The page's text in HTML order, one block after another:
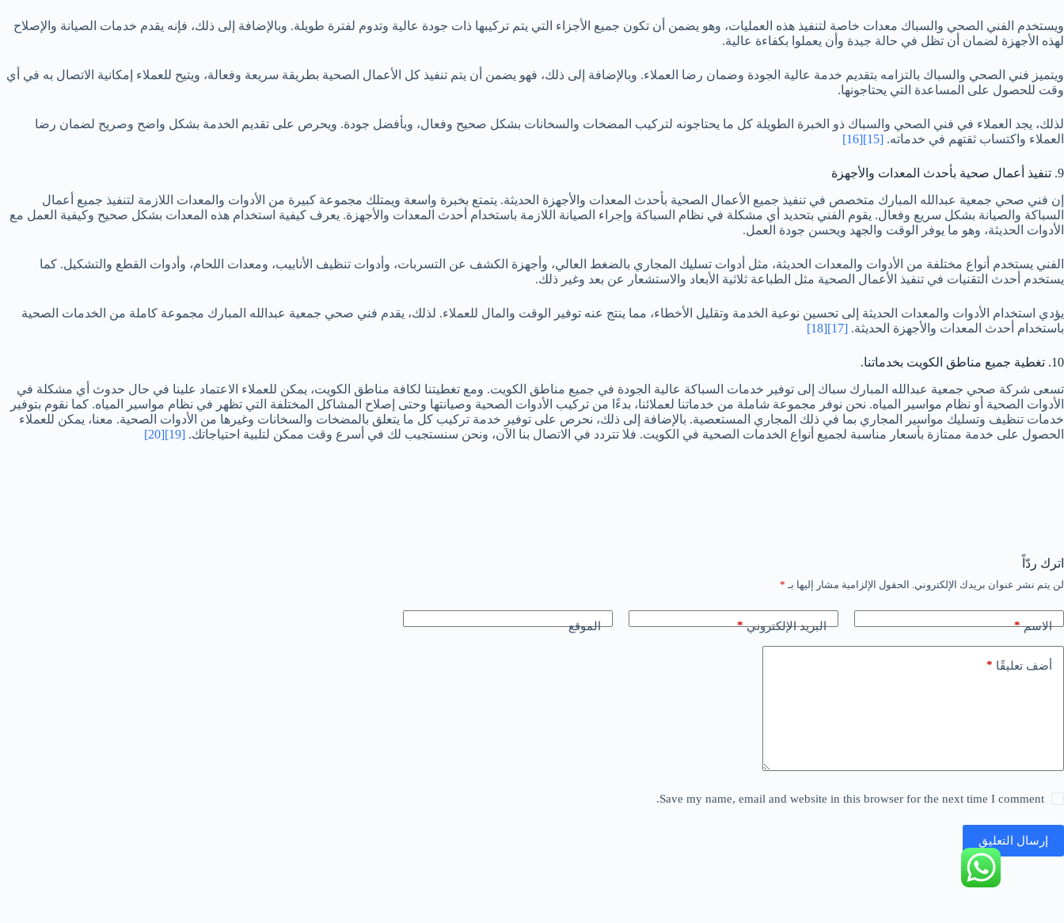
ويستخدم الفني الصحي والسباك معدات خاصة لتنفيذ هذه العمليات، وهو يضمن أن تكون جميع الأجزاء التي يتم تركيبها ذات جودة عالية وتدوم لفترة طويلة. وبالإضافة إلى ذلك، فإنه يقدم خدمات الصيانة والإصلاح
لهذه الأجهزة لضمان أن تظل في حالة جيدة وأن يعملوا بكفاءة عالية.
ويتميز فني الصحي والسباك بالتزامه بتقديم خدمة عالية الجودة وضمان رضا العملاء. وبالإضافة إلى ذلك، فهو يضمن أن يتم تنفيذ كل الأعمال الصحية بطريقة سريعة وفعالة، ويتيح للعملاء إمكانية الاتصال به في أي
وقت للحصول على المساعدة التي يحتاجونها.
لذلك، يجد العملاء في فني الصحي والسباك ذو الخبرة الطويلة كل ما يحتاجونه لتركيب المضخات والسخانات بشكل صحيح وفعال، وبأفضل جودة. ويحرص على تقديم الخدمة بشكل واضح وصريح لضمان رضا
العملاء واكتساب ثقتهم في خدماته. [15]
[16]
9. تنفيذ أعمال صحية بأحدث المعدات والأجهزة
إن فني صحي جمعية عبدالله المبارك متخصص في تنفيذ جميع الأعمال الصحية بأحدث المعدات والأجهزة الحديثة. يتمتع بخبرة واسعة ويمتلك مجموعة كبيرة من الأدوات والمعدات اللازمة لتنفيذ جميع أعمال
السباكة والصيانة بشكل سريع وفعال. يقوم الفني بتحديد أي مشكلة في نظام السباكة وإجراء الصيانة اللازمة باستخدام أحدث المعدات والأجهزة. يعرف كيفية استخدام هذه المعدات بشكل صحيح وكيفية العمل مع
الأدوات الحديثة، وهو ما يوفر الوقت والجهد ويحسن جودة العمل.
الفني يستخدم أنواع مختلفة من الأدوات والمعدات الحديثة، مثل أدوات تسليك المجاري بالضغط العالي، وأجهزة الكشف عن التسربات، وأدوات تنظيف الأنابيب، ومعدات اللحام، وأدوات القطع والتشكيل. كما
يستخدم أحدث التقنيات في تنفيذ الأعمال الصحية مثل الطباعة ثلاثية الأبعاد والاستشعار عن بعد وغير ذلك.
يؤدي استخدام الأدوات والمعدات الحديثة إلى تحسين نوعية الخدمة وتقليل الأخطاء، مما ينتج عنه توفير الوقت والمال للعملاء. لذلك، يقدم فني صحي جمعية عبدالله المبارك مجموعة كاملة من الخدمات الصحية
باستخدام أحدث المعدات والأجهزة الحديثة. [17]
[18]
10. تغطية جميع مناطق الكويت بخدماتنا.
تسعى شركة صحي جمعية عبدالله المبارك سباك إلى توفير خدمات السباكة عالية الجودة في جميع مناطق الكويت. ومع تغطيتنا لكافة مناطق الكويت، يمكن للعملاء الاعتماد علينا في حال حدوث أي مشكلة في
الأدوات الصحية أو نظام مواسير المياه. نحن نوفر مجموعة شاملة من خدماتنا لعملائنا، بدءًا من تركيب الأدوات الصحية وصيانتها وحتى إصلاح المشاكل المختلفة التي تظهر في نظام مواسير المياه. كما نقوم بتوفير
خدمات تنظيف وتسليك مواسير المجاري بما في ذلك المجاري المستعصية. بالإضافة إلى ذلك، نحرص على توفير خدمة تركيب كل ما يتعلق بالمضخات والسخانات وغيرها من الأدوات الصحية. معنا، يمكن للعملاء
الحصول على خدمة ممتازة بأسعار مناسبة لجميع أنواع الخدمات الصحية في الكويت. فلا تتردد في الاتصال بنا الآن، ونحن سنستجيب لك في أسرع وقت ممكن لتلبية احتياجاتك. [19]
[20]
اترك ردّاً
لن يتم نشر عنوان بريدك الإلكتروني. الحقول الإلزامية مشار إليها بـ *
الاسم* البريد الإلكتروني* الموقع
أضف تعليقًا *
Save my name, email and website in this browser for the next time I comment.
إرسال التعليق